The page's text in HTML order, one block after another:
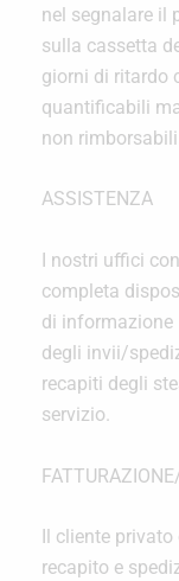
nel segnalare il
sulla cassetta
giorni di ritardo
quantificabili
non
ASSISTENZA
I nostri uffici
completa
di
degli invii/
recapiti degli
servizio.
Il cliente
recapito e